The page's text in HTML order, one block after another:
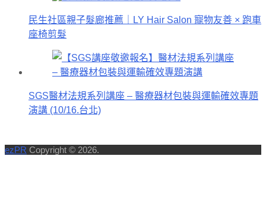
民生社區親子髮廊推薦｜LY Hair Salon 寵物友善 × 跑車
座椅剪髮
SGS醫材法規系列講座 – 醫療器材包裝與運輸確效專題
演講 (10/16.台北)
ezPR Copyright © 2026.